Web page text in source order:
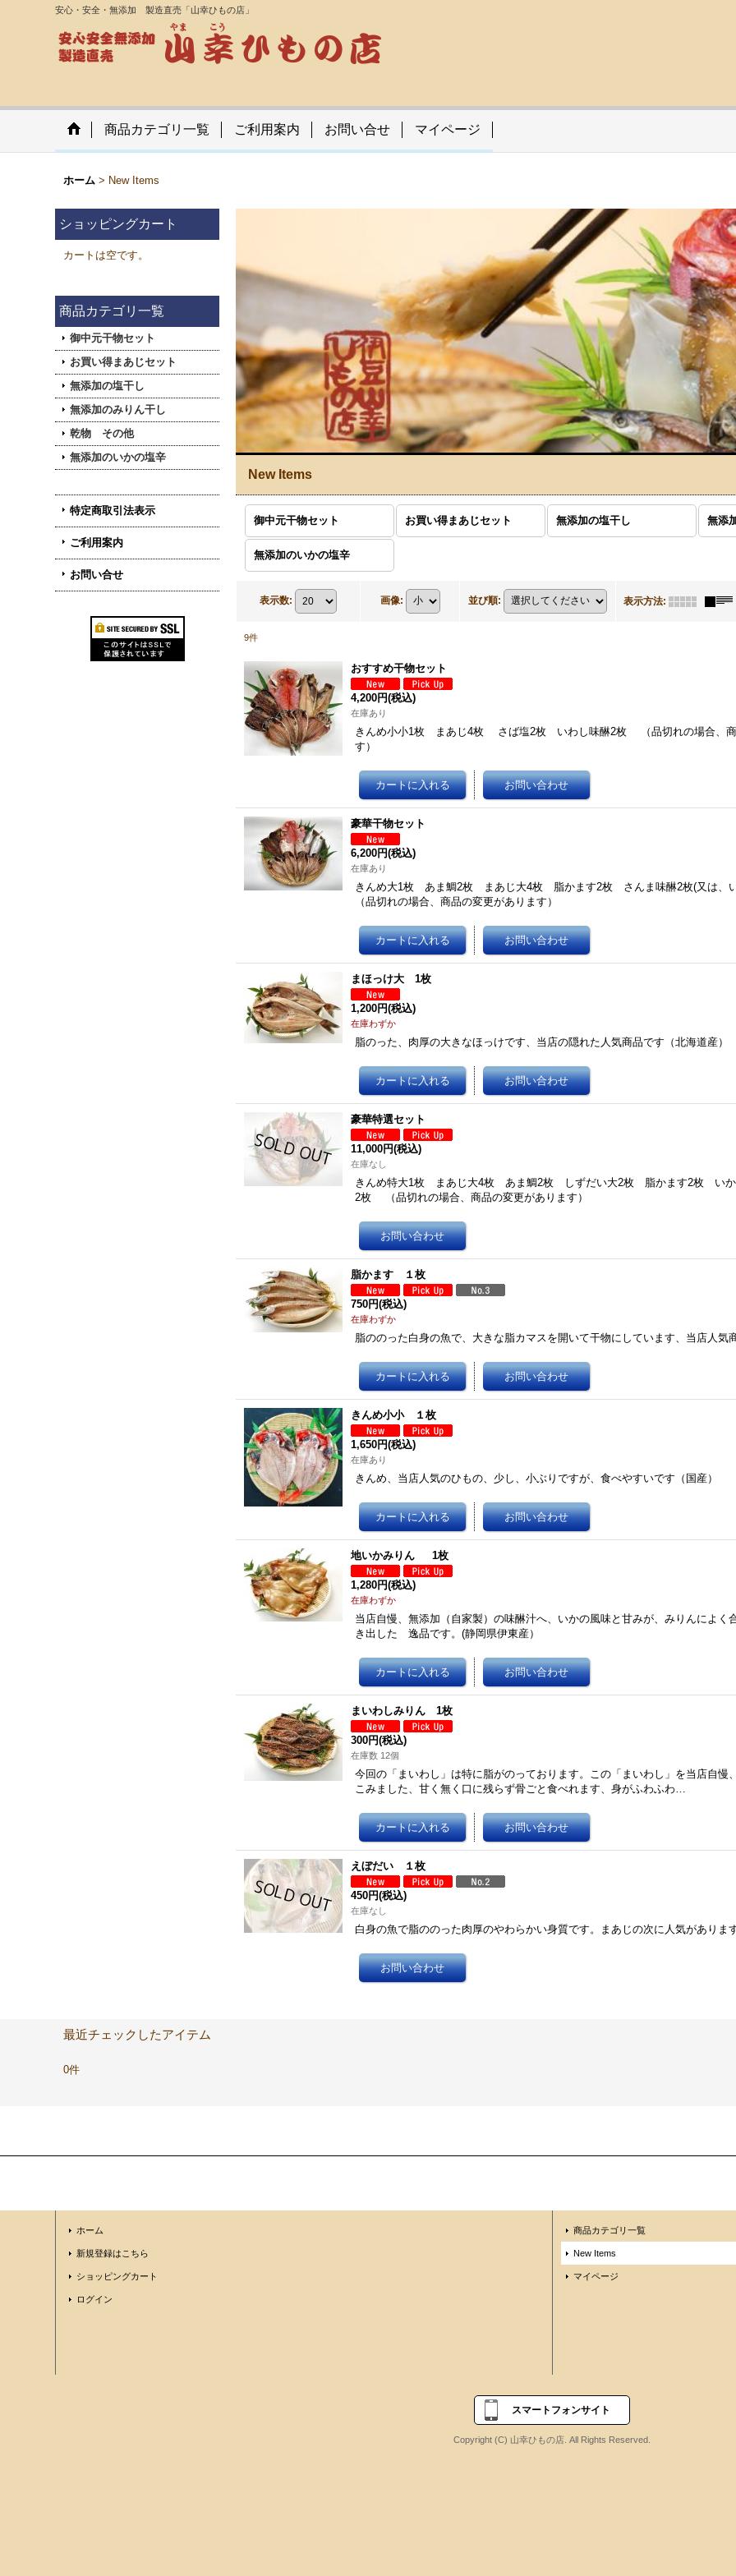
安心・安全・無添加 製造直売「山幸ひもの店」
商品カテゴリ一覧 ご利用案内 お問い合せ マイページ
ホーム > New Items
ショッピングカート
カートは空です。
商品カテゴリ一覧
御中元干物セット
お買い得まあじセット
無添加の塩干し
無添加のみりん干し
乾物 その他
無添加のいかの塩辛
特定商取引法表示
ご利用案内
お問い合せ
New Items
御中元干物セット お買い得まあじセット 無添加の塩干し 無添
無添加のいかの塩辛
表示数: 画像: 並び順: 表示方法:
9件
おすすめ干物セット
4,200円(税込)
在庫あり
きんめ小小1枚 まあじ4枚 さば塩2枚 いわし味醂2枚 （品切れの場合、商
す）
豪華干物セット
6,200円(税込)
在庫あり
きんめ大1枚 あま鯛2枚 まあじ大4枚 脂かます2枚 さんま味醂2枚(又は、
（品切れの場合、商品の変更があります）
まほっけ大 1枚
1,200円(税込)
在庫わずか
脂のった、肉厚の大きなほっけです、当店の隠れた人気商品です（北海道産）
豪華特選セット
11,000円(税込)
在庫なし
きんめ特大1枚 まあじ大4枚 あま鯛2枚 しずだい大2枚 脂かます2枚 い
2枚 （品切れの場合、商品の変更があります）
脂かます １枚
750円(税込)
在庫わずか
脂ののった白身の魚で、大きな脂カマスを開いて干物にしています、当店人気
きんめ小小 １枚
1,650円(税込)
在庫あり
きんめ、当店人気のひもの、少し、小ぶりですが、食べやすいです（国産）
地いかみりん 1枚
1,280円(税込)
在庫わずか
当店自慢、無添加（自家製）の味醂汁へ、いかの風味と甘みが、みりんによく
き出した 逸品です。(静岡県伊東産）
まいわしみりん 1枚
300円(税込)
在庫数 12個
今回の「まいわし」は特に脂がのっております。この「まいわし」を当店自慢
こみました、甘く無く口に残らず骨ごと食べれます、身がふわふわ…
えぼだい １枚
450円(税込)
在庫なし
白身の魚で脂ののった肉厚のやわらかい身質です。まあじの次に人気がありま
最近チェックしたアイテム
0件
ホーム
新規登録はこちら
ショッピングカート
ログイン
商品カテゴリ一覧
New Items
マイページ
スマートフォンサイト
Copyright (C) 山幸ひもの店. All Rights Reserved.